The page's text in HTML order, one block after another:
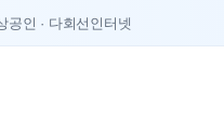
공인 · 다회선인터넷